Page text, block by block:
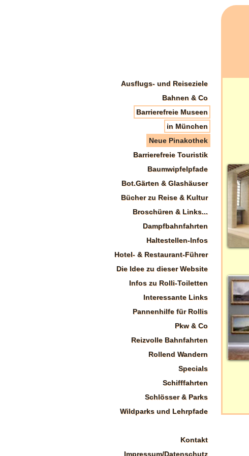
Ausflugs- und Reiseziele
Bahnen & Co
Barrierefreie Museen
in München
Neue Pinakothek
Barrierefreie Touristik
Baumwipfelpfade
Bot.Gärten & Glashäuser
Bücher zu Reise & Kultur
Broschüren & Links...
Dampfbahnfahrten
Haltestellen-Infos
Hotel- & Restaurant-Führer
Die Idee zu dieser Website
Infos zu Rolli-Toiletten
Interessante Links
Pannenhilfe für Rollis
Pkw & Co
Reizvolle Bahnfahrten
Rollend Wandern
Specials
Schifffahrten
Schlösser & Parks
Wildparks und Lehrpfade
Kontakt
Impressum/Datenschutz